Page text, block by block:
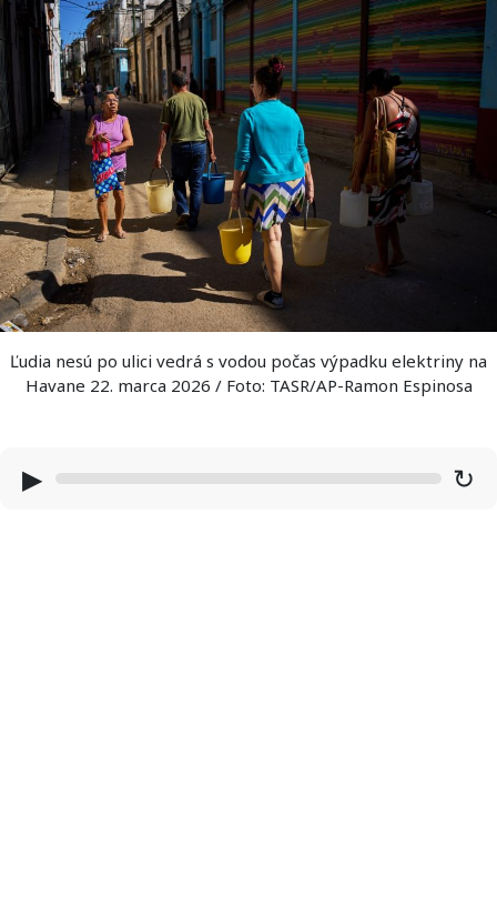
Ľudia nesú po ulici vedrá s vodou počas výpadku elektriny na
Havane 22. marca 2026 / Foto: TASR/AP-Ramon Espinosa
▶ ↻